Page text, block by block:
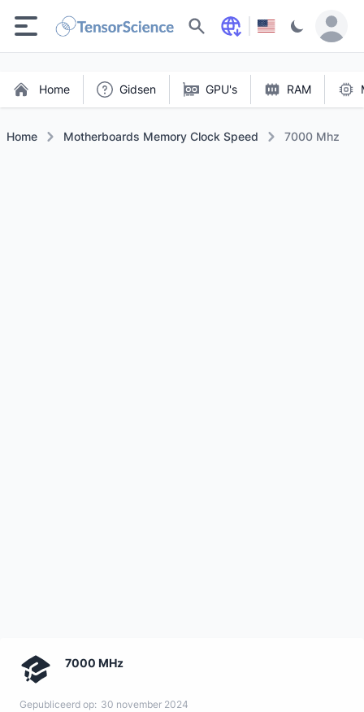
Zoeken
Home Gidsen GPU's RAM
Home Motherboards Memory Clock Speed 7000 Mhz
7000 MHz
Gepubliceerd op: 30 november 2024